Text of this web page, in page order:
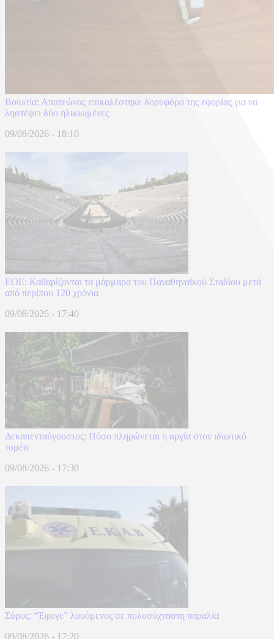
Βοιωτία: Απατεώνας επικαλέστηκε δορυφόρο της εφορίας για να
ληστέψει δύο ηλικιωμένες
09/08/2026 - 18:10
ΕΟΕ: Καθαρίζονται τα μάρμαρα του Παναθηναϊκού Σταδίου μετά
από περίπου 120 χρόνια
09/08/2026 - 17:40
Δεκαπενταύγουστος: Πόσο πληρώνεται η αργία στον ιδιωτικό
τομέα
09/08/2026 - 17:30
Σύρος: “Έφυγε” λουόμενος σε πολυσύχναστη παραλία
09/08/2026 - 17:20